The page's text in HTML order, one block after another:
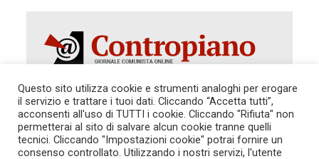
Autorizzazione del Tribunale di Roma 286 del 31
dicembre 2014. Direttore Responsabile: Sergio
Cararo. Indirizzo: V.Casalbruciato 27- sc. B - 00159
Roma -
Questo sito utilizza cookie e strumenti analoghi per erogare
il servizio e trattare i tuoi dati. Cliccando “Accetta tutti”,
acconsenti all'uso di TUTTI i cookie. Cliccando "Rifiuta" non
permetterai al sito di salvare alcun cookie tranne quelli
tecnici. Cliccando "Impostazioni cookie" potrai fornire un
consenso controllato. Utilizzando i nostri servizi, l'utente